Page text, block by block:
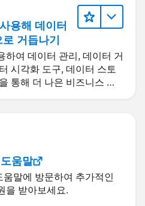
용해 데이터
거듭나기
하여 데이터 관리, 데이터 거
시각화 도구, 데이터 스토
통해 더 나은 비즈니스 성
요.
움말
말에 방문하여 추가적인
을 받아보세요.